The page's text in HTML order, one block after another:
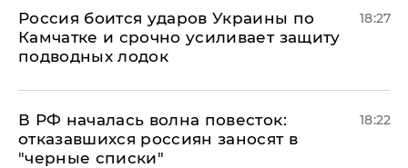
Россия боится ударов Украины по
Камчатке и срочно усиливает защиту
подводных лодок
18:27
​В РФ началась волна повесток:
отказавшихся россиян заносят в
"черные списки"
18:22